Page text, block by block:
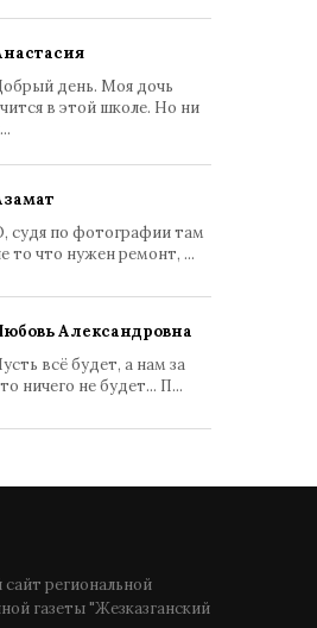
день. Моя дочь
в этой школе. Но ни
судя по фотографии там
то что нужен ремонт, ...
Александровна
всё будет, а нам за
ничего не будет... П...
региональной
газеты "Жезказганский